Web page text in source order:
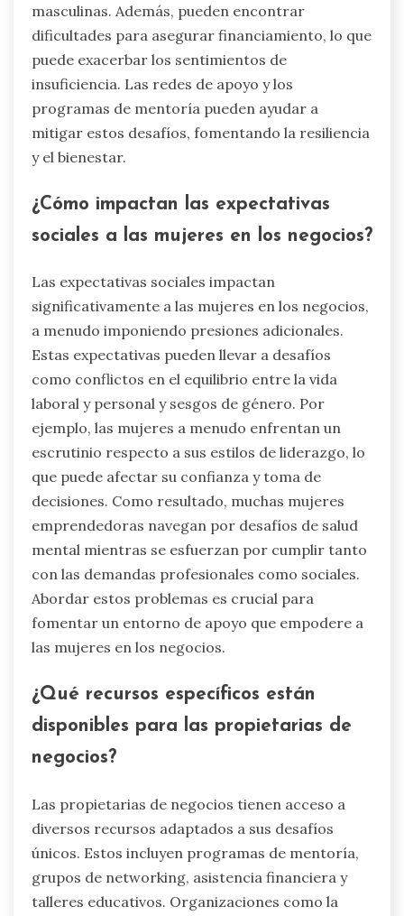
masculinas. Además, pueden encontrar
dificultades para asegurar financiamiento, lo que
puede exacerbar los sentimientos de
insuficiencia. Las redes de apoyo y los
programas de mentoría pueden ayudar a
mitigar estos desafíos, fomentando la resiliencia
y el bienestar.
¿Cómo impactan las expectativas
sociales a las mujeres en los negocios?
Las expectativas sociales impactan
significativamente a las mujeres en los negocios,
a menudo imponiendo presiones adicionales.
Estas expectativas pueden llevar a desafíos
como conflictos en el equilibrio entre la vida
laboral y personal y sesgos de género. Por
ejemplo, las mujeres a menudo enfrentan un
escrutinio respecto a sus estilos de liderazgo, lo
que puede afectar su confianza y toma de
decisiones. Como resultado, muchas mujeres
emprendedoras navegan por desafíos de salud
mental mientras se esfuerzan por cumplir tanto
con las demandas profesionales como sociales.
Abordar estos problemas es crucial para
fomentar un entorno de apoyo que empodere a
las mujeres en los negocios.
¿Qué recursos específicos están
disponibles para las propietarias de
negocios?
Las propietarias de negocios tienen acceso a
diversos recursos adaptados a sus desafíos
únicos. Estos incluyen programas de mentoría,
grupos de networking, asistencia financiera y
talleres educativos. Organizaciones como la